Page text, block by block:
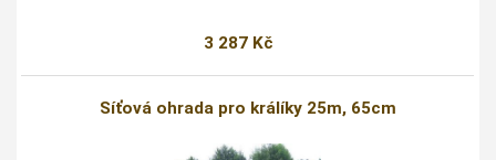
3 287 Kč
Síťová ohrada pro králíky 25m, 65cm